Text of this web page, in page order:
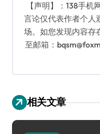
【声明】：138手
言论仅代表作者个人
场。如您发现内容存
至邮箱：
相关文章